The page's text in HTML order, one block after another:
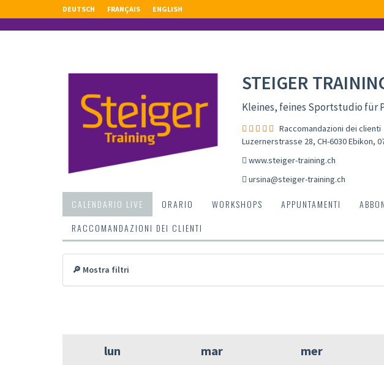
DEUTSCH FRANÇAIS ENGLISH
STEIGER
Kleines, feines Sportstudio für
Raccomandazioni dei clienti
Luzernerstrasse 28, CH-6030 Ebikon,
www.steiger-training.ch
ursina@steiger-training.ch
CALENDARIO LIVE ORARIO WORKSHOPS APPUNTAMENTI
RACCOMANDAZIONI DEI CLIENTI
🔎 Mostra filtri
lun
mar
mer